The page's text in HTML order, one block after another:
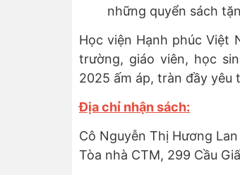
những quyển sách
Học viện Hạnh phúc Việt
trường, giáo viên, học
2025 ấm áp, tràn đầy yêu
Địa chỉ nhận sách:
Cô Nguyễn Thị Hương
Tòa nhà CTM, 299 Cầu